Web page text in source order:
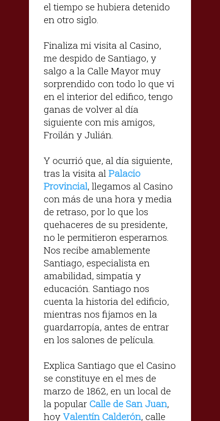
el tiempo se hubiera detenido
en otro siglo.
Finaliza mi visita al Casino,
me despido de Santiago, y
salgo a la Calle Mayor muy
sorprendido con todo lo que vi
en el interior del edifico, tengo
ganas de volver al día
siguiente con mis amigos,
Froilán y Julián.
Y ocurrió que, al día siguiente,
tras la visita al Palacio
Provincial, llegamos al Casino
con más de una hora y media
de retraso, por lo que los
quehaceres de su presidente,
no le permitieron esperarnos.
Nos recibe amablemente
Santiago, especialista en
amabilidad, simpatía y
educación. Santiago nos
cuenta la historia del edificio,
mientras nos fijamos en la
guardarropía, antes de entrar
en los salones de película.
Explica Santiago que el Casino
se constituye en el mes de
marzo de 1862, en un local de
la popular Calle de San Juan,
hoy Valentín Calderón, calle